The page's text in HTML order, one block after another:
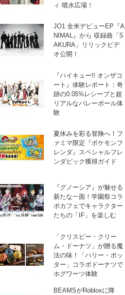
ィ 噴水広場！
JO1 全米デビューEP『A
NIMAL』から 収録曲「S
AKURA」リリックビデ
オ公開！
『ハイキュー!! オンザコ
ート』体験レポート：奇
跡の0.05%レシーブと超
リアルなバレーボール体
験
夏休みを彩る冒険へ！フ
ァミマ限定『ポケモンフ
レンダ』スペシャルフレ
ンダピック獲得ガイド
『グノーシア』が魅せる
新たな一面！学園祭コラ
ボカフェでキャラクター
たちの「IF」を楽しむ
「クリスピー・クリー
ム・ドーナツ」が贈る魔
法の味！「ハリー・ポッ
ター」コラボドーナツで
ホグワーツ体験
BEAMSがRobloxに降